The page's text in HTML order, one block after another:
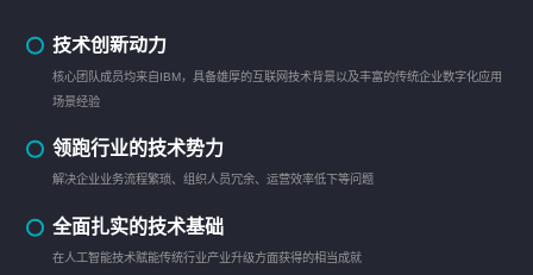
技术创新动力
核心团队成员均来自IBM，具备雄厚的互联网技术背景以及丰富的传统企业数字化应用
场景经验
领跑行业的技术势力
解决企业业务流程繁琐、组织人员冗余、运营效率低下等问题
全面扎实的技术基础
在人工智能技术赋能传统行业产业升级方面获得的相当成就